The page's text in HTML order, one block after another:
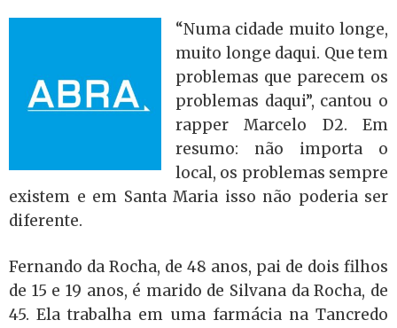
“Numa cidade muito longe,
muito longe daqui. Que tem
problemas que parecem os
problemas daqui”, cantou o
rapper Marcelo D2. Em
resumo: não importa o
local, os problemas sempre
existem e em Santa Maria isso não poderia ser
diferente.
Fernando da Rocha, de 48 anos, pai de dois filhos
de 15 e 19 anos, é marido de Silvana da Rocha, de
45. Ela trabalha em uma farmácia na Tancredo